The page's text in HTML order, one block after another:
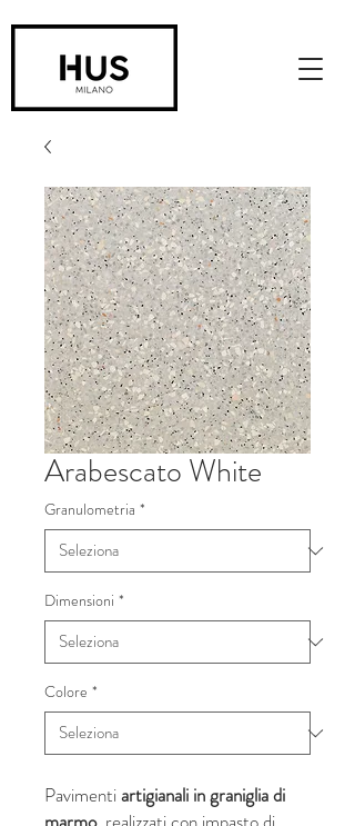
Arabescato White
Granulometria *
Dimensioni *
Colore *
Pavimentiartigianali in graniglia di